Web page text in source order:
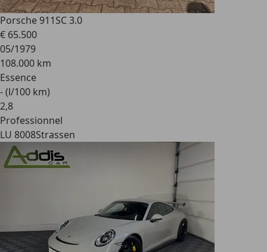
Porsche 911SC 3.0
€ 65.500
05/1979
108.000 km
Essence
- (l/100 km)
2,8
Professionnel
LU 8008Strassen